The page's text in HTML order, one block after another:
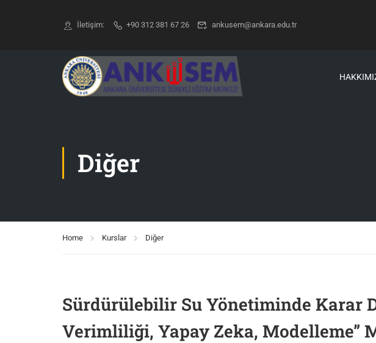
İletişim: +90 312 381 67 26 ankusem@ankara.edu.tr
Diğer
Home Kurslar Diğer
Sürdürülebilir Su Yönetiminde Karar
Verimliliği, Yapay Zeka, Modelleme”